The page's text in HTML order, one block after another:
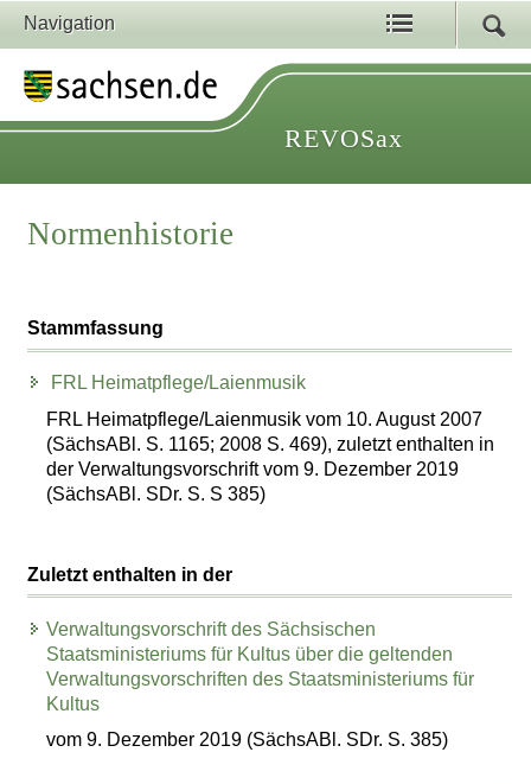
Navigation
REVOSax
Normenhistorie
Stammfassung
FRL Heimatpflege/Laienmusik
FRL Heimatpflege/Laienmusik vom 10. August 2007
(SächsABl. S. 1165; 2008 S. 469), zuletzt enthalten in
der Verwaltungsvorschrift vom 9. Dezember 2019
(SächsABl. SDr. S. S 385)
Zuletzt enthalten in der
Verwaltungsvorschrift des Sächsischen
Staatsministeriums für Kultus über die geltenden
Verwaltungsvorschriften des Staatsministeriums für
Kultus
vom 9. Dezember 2019 (SächsABl. SDr. S. 385)